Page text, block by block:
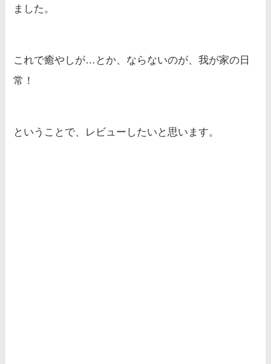
ました。
これで癒やしが…とか、ならないのが、我が家の日
常！
ということで、レビューしたいと思います。